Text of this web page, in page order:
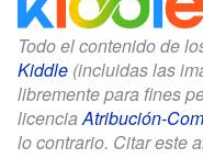
Todo el contenido de
Kiddle (incluidas las
libremente para fines
licenciaAtribución-
lo contrario. Citar este